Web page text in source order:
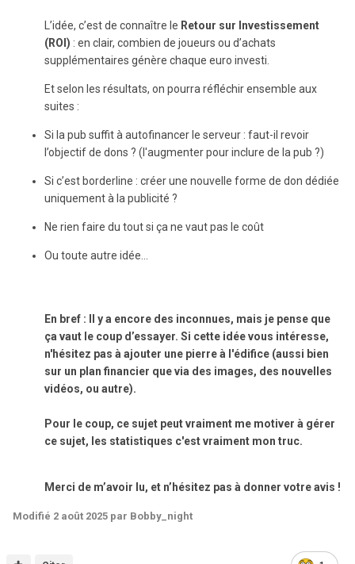
L’idée, c’est de connaître le Retour sur Investissement
(ROI) : en clair, combien de joueurs ou d’achats
supplémentaires génère chaque euro investi.
Et selon les résultats, on pourra réfléchir ensemble aux
suites :
Si la pub suffit à autofinancer le serveur : faut-il revoir
l’objectif de dons ? (l'augmenter pour inclure de la pub ?)
Si c’est borderline : créer une nouvelle forme de don dédiée
uniquement à la publicité ?
Ne rien faire du tout si ça ne vaut pas le coût
Ou toute autre idée…
En bref :
Il y a encore des inconnues, mais je pense que
ça vaut le coup d’essayer. Si cette idée vous intéresse,
n'hésitez pas à ajouter une pierre à l'édifice (aussi bien
sur un plan financier que via des images, des nouvelles
vidéos, ou autre).
Pour le coup, ce sujet peut vraiment me motiver à gérer
ce sujet, les statistiques c'est vraiment mon truc.
Merci de m’avoir lu, et n’hésitez pas à donner votre avis !
Modifié 2 août 2025 par Bobby_night